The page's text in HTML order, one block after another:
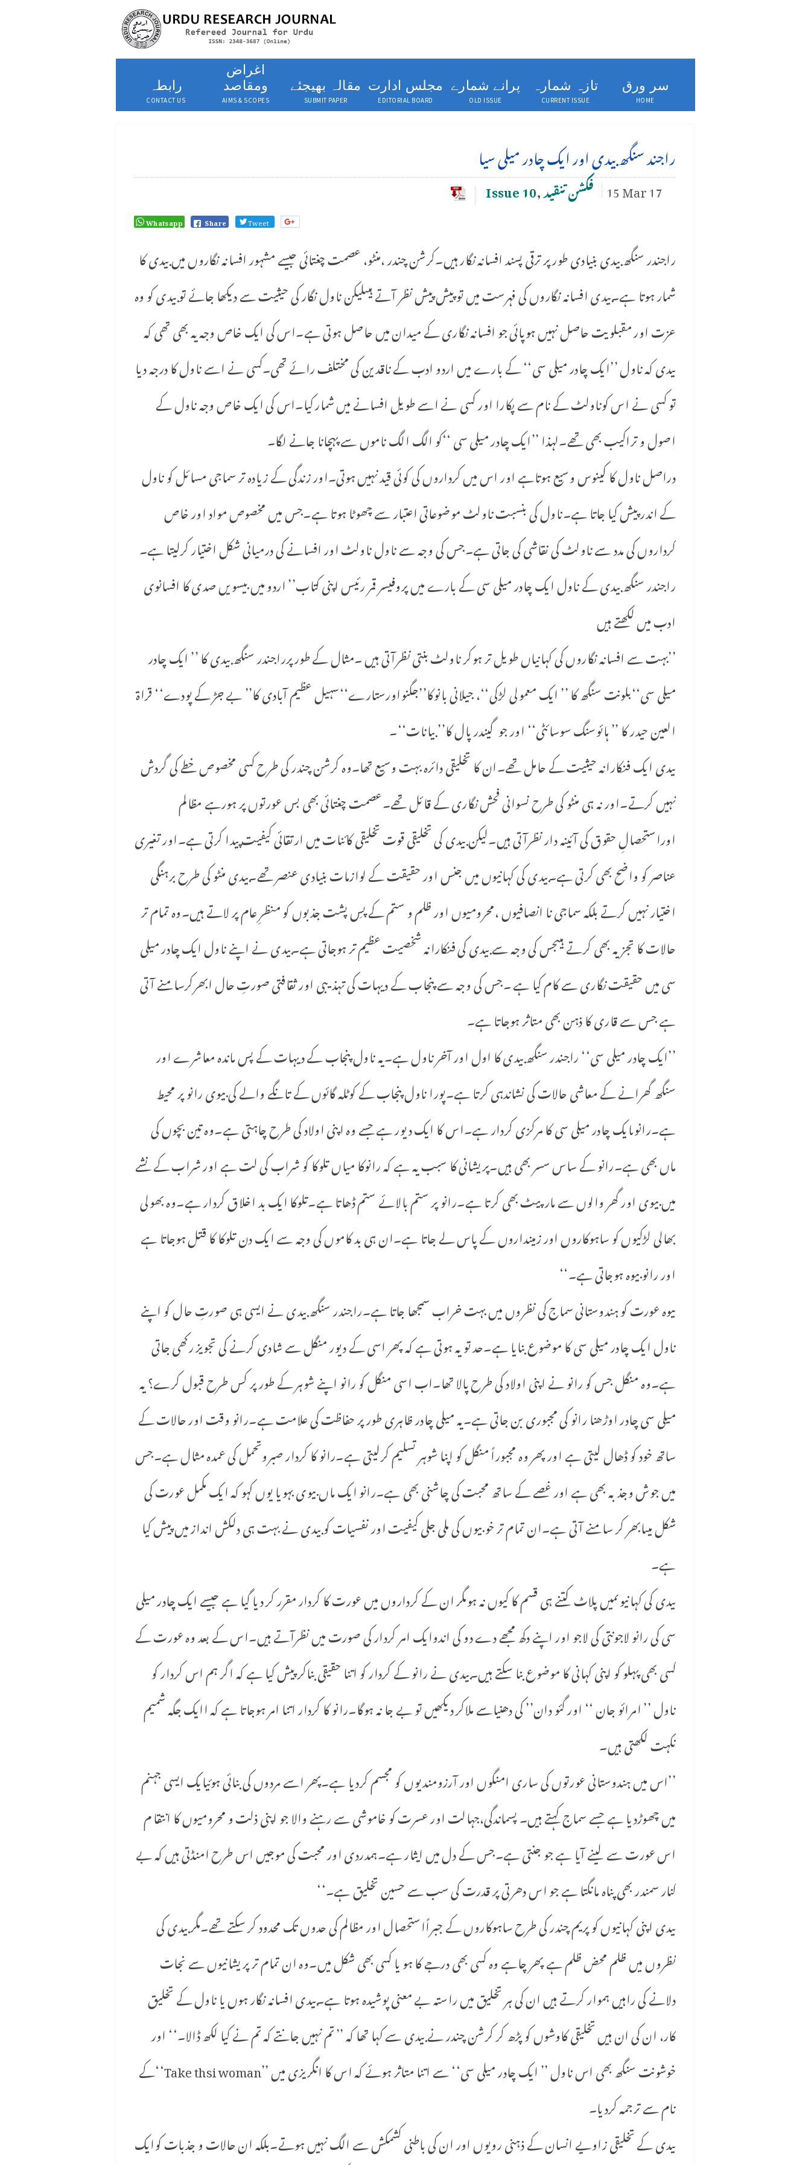
رابطہ
CONTACT US
اغراض
ومقاصد
AIMS & SCOPES
مقالہ بھیجئے
SUBMIT PAPER
مجلس ادارت
EDITORIAL BOARD
پرانے شمارے
OLD ISSUE
تازہ شمارہ
CURRENT ISSUE
سر ورق
HOME
راجند سنگھ بیدی اور ایک چادر میلی سیا
Issue 10,فکشن تنقید 15 Mar 17
Whatsapp Share Tweet
راجندر سنگھ بیدی بنیادی طور پر ترقی پسند افسانہ نگار ہیں۔کرشن چندر ،منٹو، عصمت چغتائی جیسے مشہور افسانہ نگاروں میں بیدی کا
شمار ہوتا ہے۔بیدی افسانہ نگاروں کی فہرست میں تو پیش پیش نظر آتے ہیںلیکن ناول نگار کی حیثیت سے دیکھا جائے تو بیدی کو وہ
عزت اور مقبلویت حاصل نہیں ہوپائی جو افسانہ نگاری کے میدان میں حاصل ہوتی ہے۔اس کی ایک خاص وجہ یہ بھی تھی کہ
بیدی کہ ناول ’’ایک چادر میلی سی‘‘ کے بارے میں اردو ادب کے ناقدین کی مختلف رائے تھی۔کسی نے اسے ناول کا درجہ دیا
تو کسی نے اس کوناولٹ کے نام سے پکارا اور کسی نے اسے طویل افسانے میں شمار کیا۔اس کی ایک خاص وجہ ناول کے
اصول و تراکیب بھی تھے۔لہذا ’’ایک چادر میلی سی ‘‘کو الگ الگ ناموں سے پہچانا جانے لگا۔
دراصل ناول کا کینوس وسیع ہوتاہے اور اس میں کرداروں کی کوئی قید نہیں ہوتی۔اور زندگی کے زیادہ تر سماجی مسائل کو ناول
کے اندر پیش کیا جاتا ہے۔ناول کی بنسبت ناولٹ موضوعاتی اعتبار سے چھوٹا ہوتا ہے۔جس میں مخصوص مواد اور خاص
کرداروں کی مدد سے ناولٹ کی نقاشی کی جاتی ہے۔جس کی وجہ سے ناول ناولٹ اور افسانے کی درمیانی شکل اختیار کرلیتا ہے۔
راجندر سنگھ بیدی کے ناول ایک چادر میلی سی کے بارے میں پروفیسر قمر رئیس اپنی کتاب’’ اردو میں بیسویں صدی کا افسانوی
ادب میں لکھتے ہیں
’’بہت سے افسانہ نگاروں کی کہانیاں طویل تر ہوکر ناولٹ بنتی نظرآتی ہیں ۔مثال کے طورپرراجندر سنگھ بیدی کا ’’ ایک چادر
میلی سی‘‘بلونت سنگھ کا ’’ ایک معمولی لڑکی‘‘، جیلانی بانوکا’’جگنواورستارے‘‘سہیل عظیم آبادی کا’’ بے جڑ کے پودے‘‘ قراۃ
العین حیدر کا ’’ ہائوسنگ سوسائٹی‘‘ اور جوگیندر پال کا’’ بیانات‘‘۔
بیدی ایک فنکارانہ حیثیت کے حامل تھے۔ان کا تخلیقی دائرہ بہت وسیع تھا۔وہ کرشن چندر کی طرح کسی مخصوص خطے کی گردش
نہیں کرتے۔اور نہ ہی منٹو کی طرح نسوانی فحش نگاری کے قائل تھے۔عصمت چغتائی بھی بس عورتوں پر ہورہے مظالم
اوراستحصالِ حقوق کی آئینہ دار نظرآتی ہیں۔لیکن بیدی کی تخلیقی قوت تخلیقی کائنات میں ارتقائی کیفیت پیدا کرتی ہے۔اور تغیری
عناصر کو واضح بھی کرتی ہے۔بیدی کی کہانیوں میں جنس اور حقیقت کے لوازمات بنیادی عنصر تھے۔بیدی منٹو کی طرح برہنگی
اختیار نہیں کرتے بلکہ سماجی نا انصافیوں ،محرومیوں اور ظلم و ستم کے پسِ پشت جذبوں کو منظرِ عام پر لاتے ہیں۔وہ تمام تر
حالات کا تجزیہ بھی کرتے ہیںجس کی وجہ سے بیدی کی فنکارانہ شخصیت عظیم تر ہوجاتی ہے۔بیدی نے اپنے ناول ایک چادر میلی
سی میں حقیقت نگاری سے کام کیا ہے ۔جس کی وجہ سے پنجاب کے دیہات کی تہذیبی اور ثقافتی صورتِ حال ابھرکرسامنے آتی
ہے جس سے قاری کا ذہن بھی متاثر ہوجاتا ہے۔
’’ایک چادر میلی سی‘‘ راجندر سنگھ بیدی کا اول اور آخر ناول ہے۔یہ ناول پنجاب کے دیہات کے پس ماندہ معاشرے اور
سنگھ گھرانے کے معاشی حالات کی نشاندہی کرتا ہے۔پورا ناول پنجاب کے کوٹلہ گائوں کے تانگے والے کی بیوی رانو پر محیط
ہے۔رانوںایک چادر میلی سی کا مرکزی کردار ہے۔اس کا ایک دیور ہے جسے وہ اپنی اولاد کی طرح چاہتی ہے۔وہ تین بچوں کی
ماں بھی ہے۔رانو کے ساس سسر بھی ہیں۔پریشانی کا سبب یہ ہے کہ رانوکا میاں تلوکا کو شراب کی لت ہے اور شراب کے نشے
میں بیوی اور گھر والوں سے مارپیٹ بھی کرتا ہے۔رانو پر ستم بالائے ستم ڈھاتا ہے۔تلوکا ایک بد اخلاق کردار ہے۔وہ بھولی
بھالی لڑکیوں کو ساہوکاروں اور زمینداروں کے پاس لے جاتا ہے۔ان ہی بد کاموں کی وجہ سے ایک دن تلوکا کا قتل ہوجاتا ہے
اور رانو بیوہ ہوجاتی ہے۔‘‘
بیوہ عورت کو ہندوستانی سماج کی نظروں میں بہت خراب سمجھا جاتا ہے۔راجندر سنگھ بیدی نے ایسی ہی صورتِ حال کو اپنے
ناول ایک چادر میلی سی کا موضوع بنایا ہے۔حد تو یہ ہوتی ہے کہ پھر اسی کے دیور منگل سے شادی کرنے کی تجویز رکھی جاتی
ہے۔وہ منگل جس کو رانو نے اپنی اولاد کی طرح پالا تھا۔اب اسی منگل کو رانو اپنے شوہر کے طور پر کس طرح قبول کرے؟ یہ
میلی سی چادر اوڑھنا رانو کی مجبوری بن جاتی ہے۔یہ میلی چادر ظاہری طور پر حفاظت کی علامت ہے۔رانو وقت اور حالات کے
ساتھ خود کو ڈھال لیتی ہے اور پھر وہ مجبوراً منگل کو اپنا شوہر تسلیم کرلیتی ہے۔رانو کا کردار صبروتحمل کی عمدہ مثال ہے۔جس
میں جوش وجذبہ بھی ہے اور غصے کے ساتھ محبت کی چاشنی بھی ہے۔رانو ایک ماں بیوی بہویا یوں کہو کہ ایک مکمل عورت کی
شکل میںابھر کر سامنے آتی ہے۔ان تمام تر خوبیوں کی ملی جلی کیفیت اور نفسیات کو بیدی نے بہت ہی دلکش انداز میں پیش کیا
ہے۔
بیدی کی کہانیوںمیں پلاٹ کتنے ہی قسم کا کیوں نہ ہومگر ان کے کرداروں میں عورت کا کردار مقرر کر دیا گیا ہے جیسے ایک چادر میلی
سی کی رانو لاجونتی کی لاجو اور اپنے دکھ مجھے دے دو کی اندوایک امر کردار کی صورت میں نظرآتے ہیں۔اس کے بعد وہ عورت کے
کسی بھی پہلو کو اپنی کہانی کا موضوع بنا سکتے ہیں۔بیدی نے رانو کے کردار کو اتنا حقیقی بناکر پیش کیا ہے کہ اگر ہم اس کردار کو
ناول ’’ امرائو جان ‘‘ اور گئو دان’’ کی دھنیاسے ملاکر دیکھیں تو بے جا نہ ہوگا۔رانو کا کردار اتنا امر ہوجاتا ہے کہ اایک جگہ شمیم
نکہت لکھتی ہیں۔
’’اس میں ہندوستانی عورتوں کی ساری امنگوں اور آرزومندیوں کو مجسم کردیا ہے۔پھر اسے مردوں کی بنائی ہوئیایک ایسی جہنم
میں چھوڑدیا ہے جسے سماج کہتے ہیں۔ پسماندگی،جہالت اور عسرت کو خاموشی سے رہنے والا جو اپنی ذلت و محرومیوں کا انتقا م
اس عورت سے لینے آیا ہے جو جنتی ہے۔جس کے دل میں ایثار ہے۔ہمدردی اور محبت کی موجیں اس طرح امنڈتی ہیں کہ بے
کنار سمندر بھی پناہ مانگتا ہے جو اس دھرتی پر قدرت کی سب سے حسین تخلیق ہے۔‘‘
بیدی اپنی کہانیوں کو پریم چندر کی طرح ساہوکاروں کے جبراًاستحصال اور مظالم کی حدوں تک محدود کر سکتے تھے۔مگر بیدی کی
نظروں میں ظلم محض ظلم ہے پھر چاہے وہ کسی بھی درجے کا ہو یا کسی بھی شکل میں۔وہ ان تمام تر پریشانیوں سے نجات
دلانے کی راہیں ہموار کرتے ہیں ان کی ہر تخلیق میں راستہ بے معنی پوشیدہ ہوتا ہے۔بیدی افسانہ نگار ہوں یا ناول کے تخلیق
کار، ان کی ان ہیں تخلیقی کاوشوں کو پڑھ کر کرشن چندر نے بیدی سے کہا تھا کہ ’’ تم نہیں جانتے کہ تم نے کیا لکھ ڈالا۔‘‘ اور
خوشونت سنگھ بھی اس ناول ’’ ایک چادر میلی سی‘‘ سے اتنا متاثر ہوئے کہ اس کا انگریزی میں ’’Take thsi woman‘‘کے
نام سے ترجمہ کردیا۔
بیدی کے تخلیقی زاویے انسان کے ذہنی رویوں اور ان کی باطنی کشمکش سے الگ نہیں ہوتے۔بلکہ ان حالات و جذبات کوایک